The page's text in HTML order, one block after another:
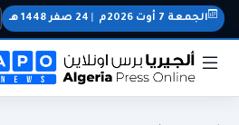
الجمعة 7 أوت 2026م 24 صفر 1448 هـ